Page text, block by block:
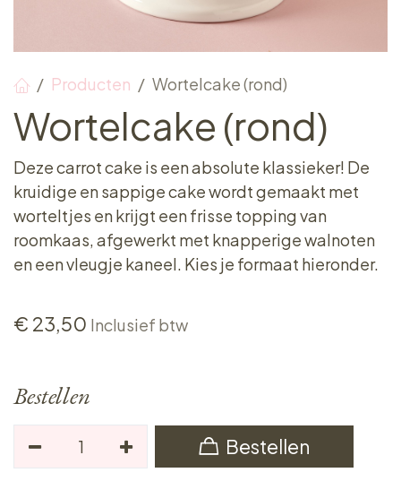
Producten Wortelcake (rond)
Wortelcake (rond)
Deze carrot cake is een absolute klassieker! De
kruidige en sappige cake wordt gemaakt met
worteltjes en krijgt een frisse topping van
roomkaas, afgewerkt met knapperige walnoten
en een vleugje kaneel. Kies je formaat hieronder.
€ 23,50 Inclusief btw
Bestellen
Bestellen